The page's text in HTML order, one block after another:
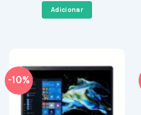
era:
910,81 €.
Adicionar
-10%